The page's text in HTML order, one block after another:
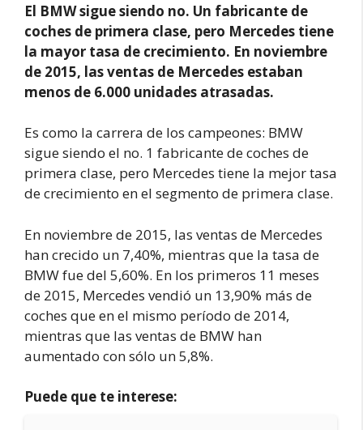
El BMW sigue siendo no. Un fabricante de
coches de primera clase, pero Mercedes tiene
la mayor tasa de crecimiento. En noviembre
de 2015, las ventas de Mercedes estaban
menos de 6.000 unidades atrasadas.
Es como la carrera de los campeones: BMW
sigue siendo el no. 1 fabricante de coches de
primera clase, pero Mercedes tiene la mejor tasa
de crecimiento en el segmento de primera clase.
En noviembre de 2015, las ventas de Mercedes
han crecido un 7,40%, mientras que la tasa de
BMW fue del 5,60%. En los primeros 11 meses
de 2015, Mercedes vendió un 13,90% más de
coches que en el mismo período de 2014,
mientras que las ventas de BMW han
aumentado con sólo un 5,8%.
Puede que te interese: